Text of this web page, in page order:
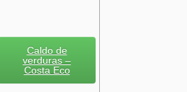
Caldo de
verduras –
Costa Eco